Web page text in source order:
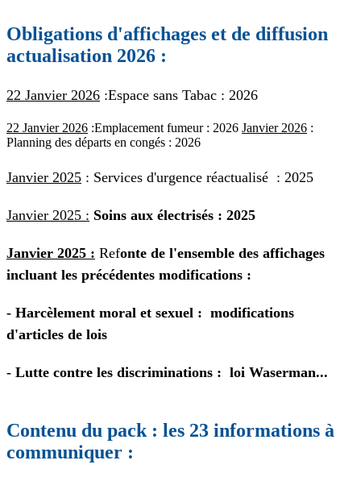
Obligations d'affichages et de diffusion
actualisation 2026 :
22 Janvier 2026 :Espace sans Tabac : 2026
22 Janvier 2026 :Emplacement fumeur : 2026 Janvier 2026 :
Planning des départs en congés : 2026
Janvier 2025 : Services d'urgence réactualisé : 2025
Janvier 2025 : Soins aux électrisés : 2025
Janvier 2025 : Refonte de l'ensemble des affichages
incluant les précédentes modifications :
- Harcèlement moral et sexuel : modifications
d'articles de lois
- Lutte contre les discriminations : loi Waserman...
Contenu du pack : les 23 informations à
communiquer :